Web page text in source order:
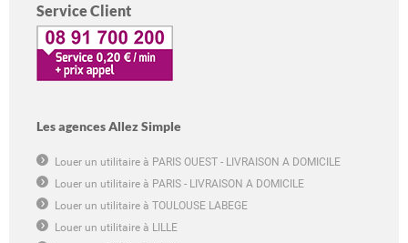
Service Client
Les agences Allez Simple
Louer un utilitaire à PARIS OUEST - LIVRAISON A DOMICILE
Louer un utilitaire à PARIS - LIVRAISON A DOMICILE
Louer un utilitaire à TOULOUSE LABEGE
Louer un utilitaire à LILLE